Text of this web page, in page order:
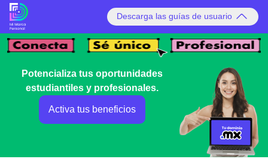
Descarga las guías de usuario
Potencializa tus oportunidades
estudiantiles y profesionales.
Activa tus beneficios